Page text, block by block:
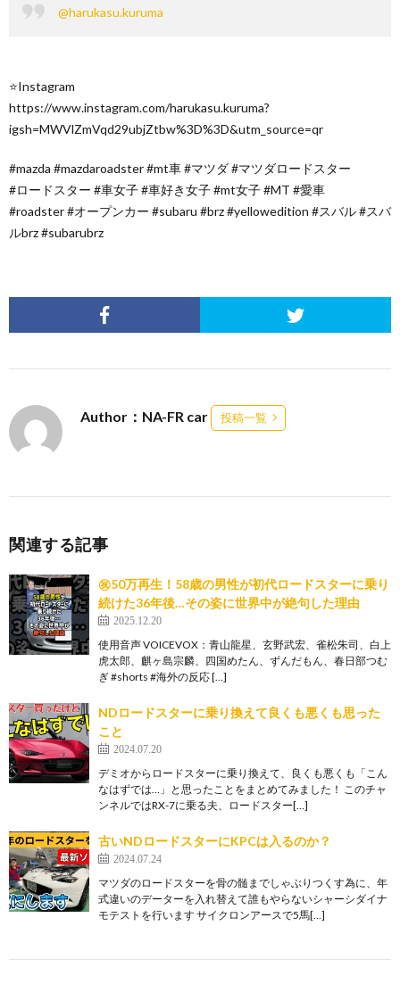
@harukasu.kuruma
⭐️Instagram
https://www.instagram.com/harukasu.kuruma?
igsh=MWVlZmVqd29ubjZtbw%3D%3D&utm_source=qr
#mazda #mazdaroadster #mt車 #マツダ #マツダロードスター
#ロードスター #車女子 #車好き女子 #mt女子 #MT #愛車
#roadster #オープンカー #subaru #brz #yellowedition #スバル #スバ
ルbrz #subarubrz
Author：NA-FR car 投稿一覧
関連する記事
㊗️50万再生！58歳の男性が初代ロードスターに乗り
続けた36年後…その姿に世界中が絶句した理由
2025.12.20
使用音声 VOICEVOX：青山龍星、玄野武宏、雀松朱司、白上
虎太郎、麒ヶ島宗麟、四国めたん、ずんだもん、春日部つむ
ぎ #shorts #海外の反応 […]
NDロードスターに乗り換えて良くも悪くも思った
こと
2024.07.20
デミオからロードスターに乗り換えて、良くも悪くも「こん
なはずでは…」と思ったことをまとめてみました！ このチャ
ンネルではRX-7に乗る夫、ロードスター[…]
古いNDロードスターにKPCは入るのか？
2024.07.24
マツダのロードスターを骨の髄までしゃぶりつくす為に、年
式違いのデーターを入れ替えて誰もやらないシャーシダイナ
モテストを行います サイクロンアースで5馬[…]